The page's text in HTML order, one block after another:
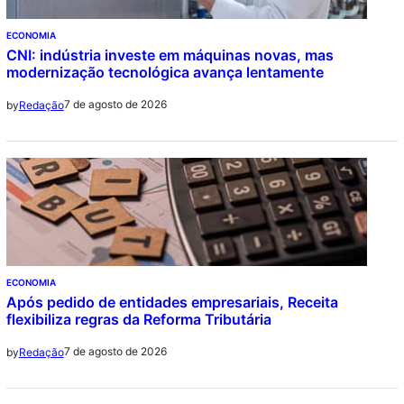
ECONOMIA
CNI: indústria investe em máquinas novas, mas
modernização tecnológica avança lentamente
byRedação7 de agosto de 2026
ECONOMIA
Após pedido de entidades empresariais, Receita
flexibiliza regras da Reforma Tributária
byRedação7 de agosto de 2026